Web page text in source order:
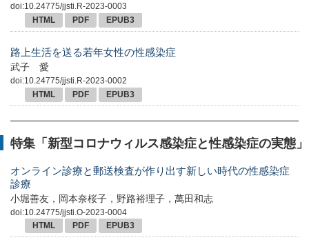
doi:10.24775/jjsti.R-2023-0003
HTML
PDF EPUB3
路上生活を送る若年女性の性感染症
武子 愛
doi:10.24775/jjsti.R-2023-0002
HTML
PDF EPUB3
特集「新型コロナウィルス感染症と性感染症の実態」
オンライン診療と郵送検査が作り出す新しい時代の性感染症
診療
小堀善友，岡本奈桜子，野路裕理子，萬田和志
doi:10.24775/jjsti.O-2023-0004
HTML
PDF EPUB3